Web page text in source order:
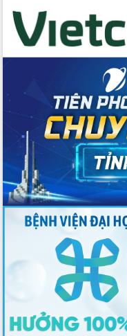
Sở Công Thương đột phá số hóa
thủ tục trực tuyến lấy sự hài
doanh nghiệp làm thước đo
đúng tiến độ, quy trình theo luật
Ban Tuyên giáo và Dân vận
tập huấn công tác khoa giáo
Đắk Lắk hưởng ứng Ngày Pháp
Việt Nam 2025 và biểu dương
thể, cá nhân tiêu biểu
Hội nghị lần thứ nhất Ban Chỉ
công tác bầu cử tỉnh Đắk Lắk
Hội nghị UBND tỉnh thường kỳ
10 năm 2025
Kỳ họp chuyên đề lần thứ Ba,
Bí thư Tỉnh ủy Lương Nguyễn Minh
Triết kiểm tra việc thực hiện chống
khai thác IUU
Hội thảo chuyên đề “Hành trình
khẩu nông sản Việt Nam qua
mại điện tử cùng Amazon”